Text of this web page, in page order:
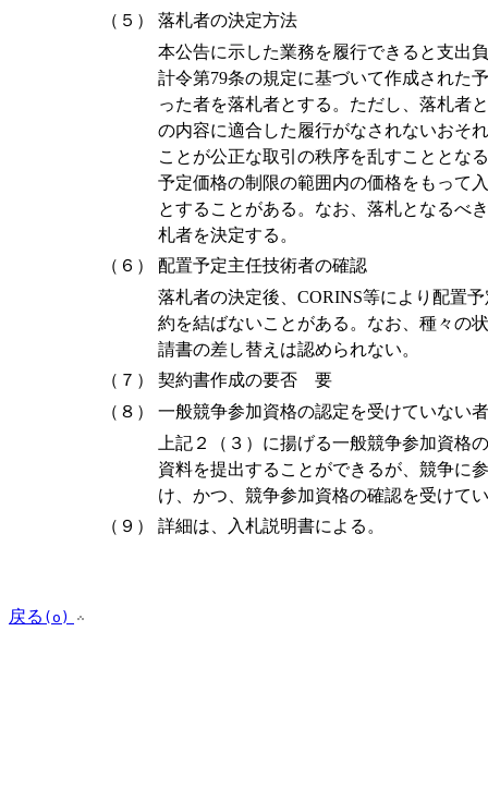
（５）
落札者の決定方法
本公告に示した業務を履行できると支出
計令第79条の規定に基づいて作成された
った者を落札者とする。ただし、落札者
の内容に適合した履行がなされないおそ
ことが公正な取引の秩序を乱すこととな
予定価格の制限の範囲内の価格をもって
とすることがある。なお、落札となるべ
札者を決定する。
（６）
配置予定主任技術者の確認
落札者の決定後、CORINS等により配置
約を結ばないことがある。なお、種々の
請書の差し替えは認められない。
（７）
契約書作成の要否 要
（８）
一般競争参加資格の認定を受けていない
上記２（３）に揚げる一般競争参加資格
資料を提出することができるが、競争に
け、かつ、競争参加資格の確認を受けて
（９）
詳細は、入札説明書による。
戻る (o)